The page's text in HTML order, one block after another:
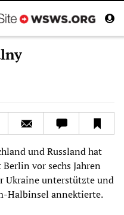
und Russland hat
vor sechs Jahren
Ukraine unterstützte und
Halbinsel annektierte.